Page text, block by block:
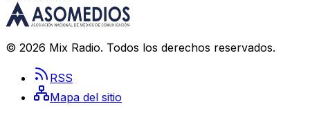
© 2026 Mix Radio. Todos los derechos reservados.
RSS
Mapa del sitio